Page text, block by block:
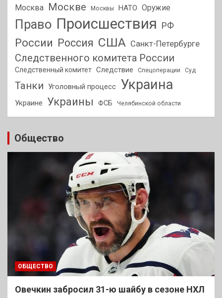
Москва Москве Москвы НАТО Оружие
Право Происшествия РФ
России Россия США Санкт-Петербурге
Следственного комитета России
Следственный комитет Следствие Спецоперации Суд
Танки Уголовный процесс Украина
Украине Украины ФСБ Челябинской области
Общество
ОБЩЕСТВО
Овечкин забросил 31-ю шайбу в сезоне НХЛ